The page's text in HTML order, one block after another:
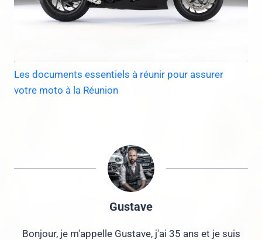
Les documents essentiels à réunir pour assurer
votre moto à la Réunion
Gustave
Bonjour, je m'appelle Gustave, j'ai 35 ans et je suis